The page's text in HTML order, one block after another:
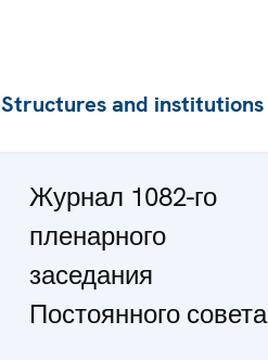
Structures and institutions
Журнал 1082-го
пленарного
заседания
Постоянного совета